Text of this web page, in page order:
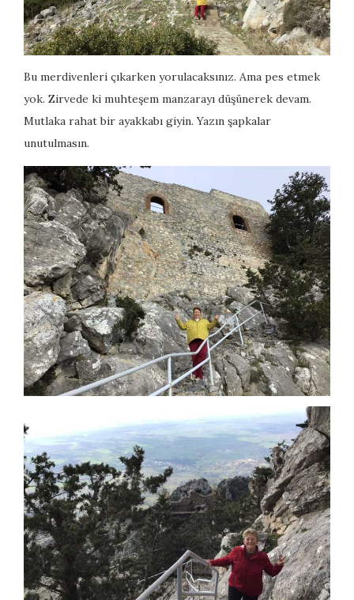
Bu merdivenleri çıkarken yorulacaksınız. Ama pes etmek
yok. Zirvede ki muhteşem manzarayı düşünerek devam.
Mutlaka rahat bir ayakkabı giyin. Yazın şapkalar
unutulmasın.